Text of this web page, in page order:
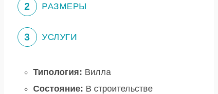
2 РАЗМЕРЫ
3 УСЛУГИ
Типология: Вилла
Состояние: В строительстве